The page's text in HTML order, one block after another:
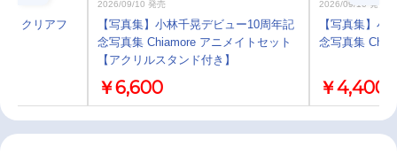
クリアフ
2026/09/10 発売
【写真集】小林千晃デビュー10周年記
念写真集 Chiamore アニメイトセット
【アクリルスタンド付き】
￥6,600
2026/09/10 発売
【写真集】小
念写真集
￥4,400